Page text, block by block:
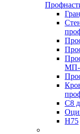
МП-
С8
Н75